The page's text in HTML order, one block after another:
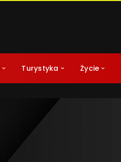
Turystyka Życie